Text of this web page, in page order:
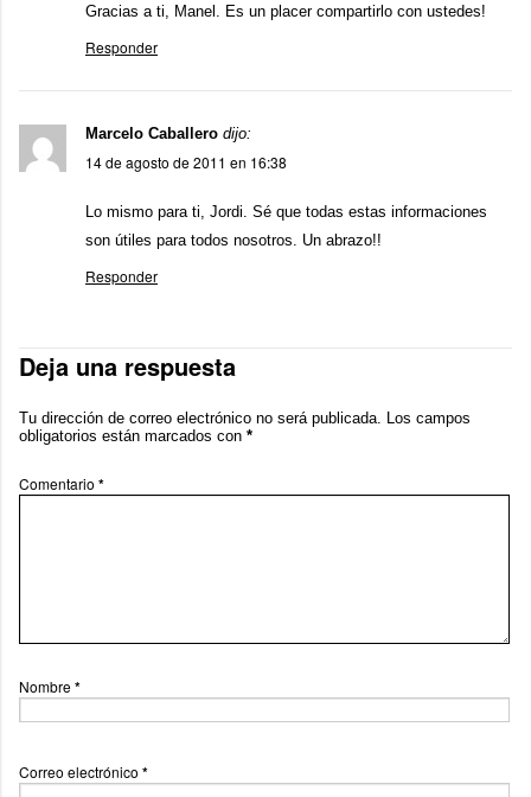
Gracias a ti, Manel. Es un placer compartirlo con ustedes!
Responder
Marcelo Caballero dijo:
14 de agosto de 2011 en 16:38
Lo mismo para ti, Jordi. Sé que todas estas informaciones
son útiles para todos nosotros. Un abrazo!!
Responder
Deja una respuesta
Tu dirección de correo electrónico no será publicada. Los campos
obligatorios están marcados con *
Comentario *
Nombre*
Correo electrónico *